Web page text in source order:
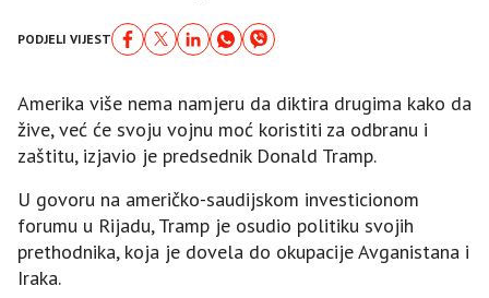
PODJELI VIJEST
Amerika više nema namjeru da diktira drugima kako da
žive, već će svoju vojnu moć koristiti za odbranu i
zaštitu, izjavio je predsednik Donald Tramp.
U govoru na američko-saudijskom investicionom
forumu u Rijadu, Tramp je osudio politiku svojih
prethodnika, koja je dovela do okupacije Avganistana i
Iraka.